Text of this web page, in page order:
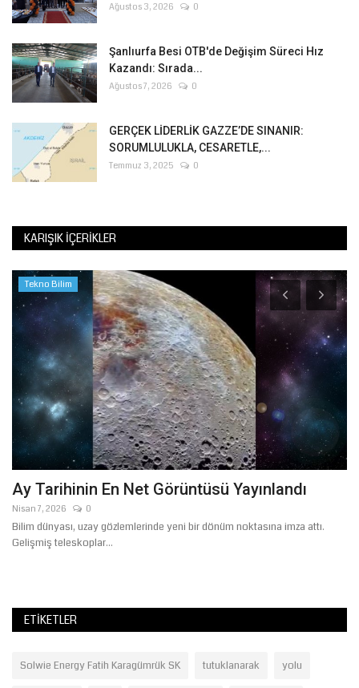
Ağustos 3, 2026 0
Şanlıurfa Besi OTB'de Değişim Süreci Hız
Kazandı: Sırada...
Ağustos 7, 2026 0
GERÇEK LİDERLİK GAZZE’DE SINANIR:
SORUMLULUKLA, CESARETLE,...
Temmuz 3, 2025 0
KARIŞIK İÇERIKLER
Tekno Bilim
Ay Tarihinin En Net Görüntüsü Yayınlandı
Nisan 7, 2026 0
Bilim dünyası, uzay gözlemlerinde yeni bir dönüm noktasına imza attı.
Gelişmiş teleskoplar...
ETIKETLER
Solwie Energy Fatih Karagümrük SK tutuklanarak yolu